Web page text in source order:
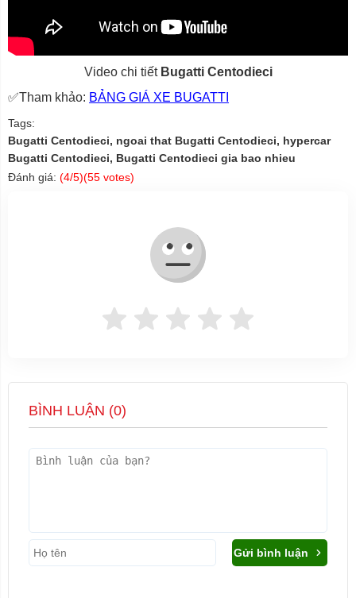
Video chi tiết Bugatti Centodieci
✅Tham khảo: BẢNG GIÁ XE BUGATTI
Tags:
Bugatti Centodieci, ngoai that Bugatti Centodieci, hypercar
Bugatti Centodieci, Bugatti Centodieci gia bao nhieu
Đánh giá: (4/5)(55 votes)
BÌNH LUẬN (0)
Gửi bình luận